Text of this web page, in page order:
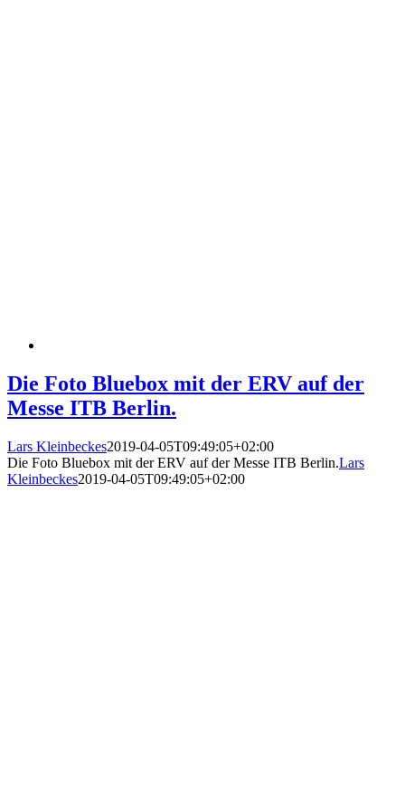
Die Foto Bluebox mit der ERV auf der
Messe ITB Berlin.
Lars Kleinbeckes2019-04-05T09:49:05+02:00
Die Foto Bluebox mit der ERV auf der Messe ITB Berlin.Lars
Kleinbeckes2019-04-05T09:49:05+02:00